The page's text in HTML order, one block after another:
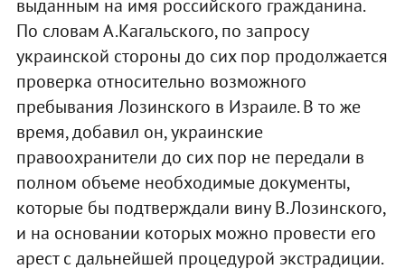
выданным на имя российского гражданина.
По словам А.Кагальского, по запросу
украинской стороны до сих пор продолжается
проверка относительно возможного
пребывания Лозинского в Израиле. В то же
время, добавил он, украинские
правоохранители до сих пор не передали в
полном объеме необходимые документы,
которые бы подтверждали вину В.Лозинского,
и на основании которых можно провести его
арест с дальнейшей процедурой экстрадиции.